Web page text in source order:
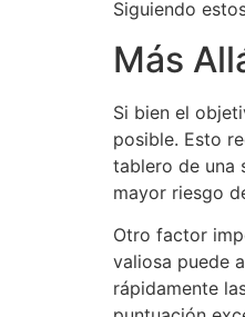
Siguiendo
Más
Si bien el
posible. Esto
tablero de una
mayor riesgo
Otro factor
valiosa puede
rápidamente